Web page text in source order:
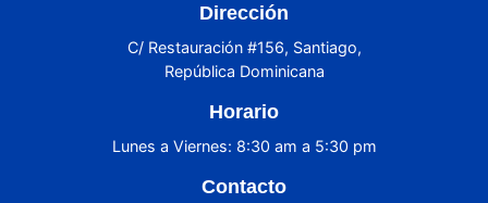
Dirección
C/ Restauración #156, Santiago,
República Dominicana
Horario
Lunes a Viernes: 8:30 am a 5:30 pm
Contacto